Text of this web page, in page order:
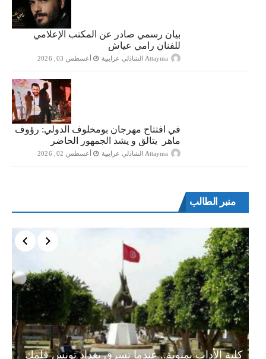
بيان رسمي صادر عن المكتب الإعلامي
للفنان رامي عياش
Attayma الشاذلي عرايبية أغسطس 03, 2026
في افتتاح مهرجان بومخلوف الدولي: رؤوف
ماهر يتالق و يشد الجمهور الحاضر
Attayma الشاذلي عرايبية أغسطس 02, 2026
منبر الطالب
كلية الأداب بمنوبة.. عندما تسرق بغداد تونس قلمك